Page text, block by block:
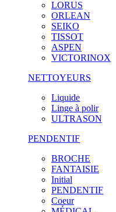
LORUS
ORLEAN
SEIKO
TISSOT
ASPEN
VICTORINOX
NETTOYEURS
Liquide
Linge à polir
ULTRASON
PENDENTIF
BROCHE
FANTAISIE
Initial
PENDENTIF
Coeur